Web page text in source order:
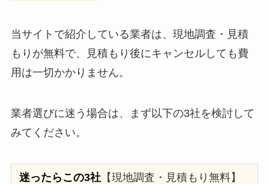
当サイトで紹介している業者は、現地調査・見積
もりが無料で、見積もり後にキャンセルしても費
用は一切かかりません。
業者選びに迷う場合は、まず以下の3社を検討して
みてください。
迷ったらこの3社 【現地調査・見積もり無料】